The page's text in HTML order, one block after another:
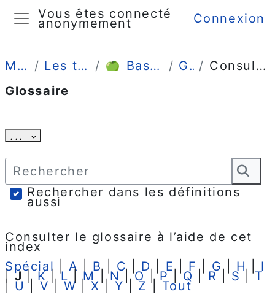
Passer au contenu principal
Panneau latéral
Vous êtes connecté
anonymement Connexion
Mes cours Les tutos enseignants 🍏 Bases de connaissances Glossaire
Consulter alphabétiquement
Glossaire
... Exporter des articles
Rechercher
Rechercher dans les définitions
aussi
Consulter le glossaire à l’aide de cet
index
Spécial |A B| C| D| E| F | G| H| I
|J | K |L |M |N|O |P |Q | R | S |T
| U | V |W |X | Y | Z | Tout